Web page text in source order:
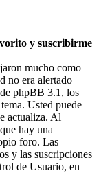
y suscribirme
mucho como
no era alertado
phpBB 3.1, los
Usted puede
actualiza. Al
hay una
foro. Las
y las suscripciones
de Usuario, en